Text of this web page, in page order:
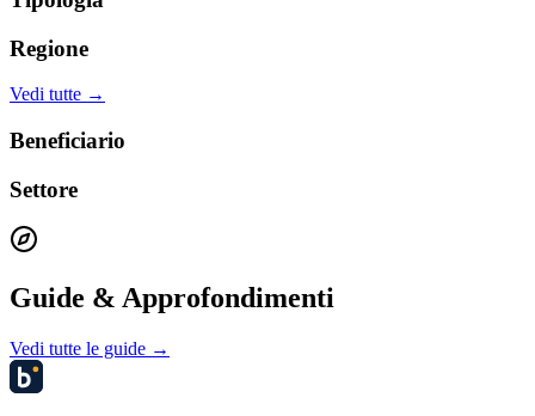
Regione
Vedi tutte →
Beneficiario
Settore
Guide & Approfondimenti
Vedi tutte le guide →